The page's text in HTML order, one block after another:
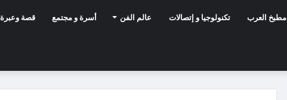
مطبخ العرب تكنولوجيا و إتصالات عالم الفن أسرة و مجتمع قصة وعبرة